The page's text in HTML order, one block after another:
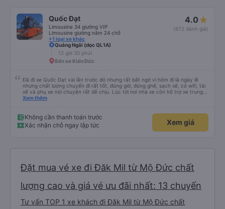
Quốc Đạt
Limousine 34 giường VIP
Limousine giường nằm 24 chỗ
+1 loại xe khác
4.0
(672 đánh giá)
Quảng Ngãi (dọc QL1A)
12 giờ 30 phút
Bến xe Kiến Đức
Đã đi xe Quốc Đạt vài lần trước đó nhưng rất bất ngờ vì hôm đi là ngày lễ
nhưng chất lượng chuyến đi rất tốt, đúng giờ, đúng ghế, sạch sẽ, có wifi, tài
xế và phụ xe nói chuyện rất dễ chịu. Lúc tới nơi nhà xe còn hỗ trợ xe trung
chuyển tới tận nhà. 10đ cho nhà xe, hy vọng nhà xe duy trì được chất lượng
Xem thêm
Không cần thanh toán trước
Xác nhận chỗ ngay lập tức
Xem giá
Đặt mua vé xe đi Đăk Mil từ Mộ Đức chất
lượng cao và giá vé ưu đãi nhất: 13 chuyến
Tư vấn TOP 1 xe khách đi Đăk Mil từ Mộ Đức chất